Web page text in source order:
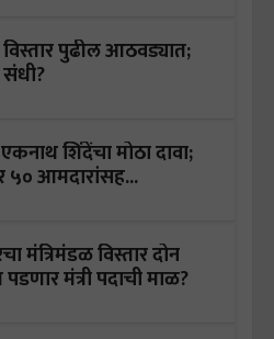
पुढील आठवड्यात;
शिंदेंचा मोठा दावा;
आमदारांसह...
मंत्रिमंडळ विस्तार दोन
मंत्री पदाची माळ?